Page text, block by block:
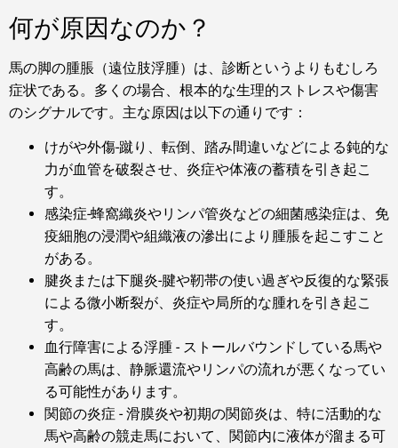
何が原因なのか？
馬の脚の腫脹（遠位肢浮腫）は、診断というよりもむしろ
症状である。多くの場合、根本的な生理的ストレスや傷害
のシグナルです。主な原因は以下の通りです：
けがや外傷-蹴り、転倒、踏み間違いなどによる鈍的な
力が血管を破裂させ、炎症や体液の蓄積を引き起こ
す。
感染症-蜂窩織炎やリンパ管炎などの細菌感染症は、免
疫細胞の浸潤や組織液の滲出により腫脹を起こすこと
がある。
腱炎または下腿炎-腱や靭帯の使い過ぎや反復的な緊張
による微小断裂が、炎症や局所的な腫れを引き起こ
す。
血行障害による浮腫 - ストールバウンドしている馬や
高齢の馬は、静脈還流やリンパの流れが悪くなってい
る可能性があります。
関節の炎症 - 滑膜炎や初期の関節炎は、特に活動的な
馬や高齢の競走馬において、関節内に液体が溜まる可